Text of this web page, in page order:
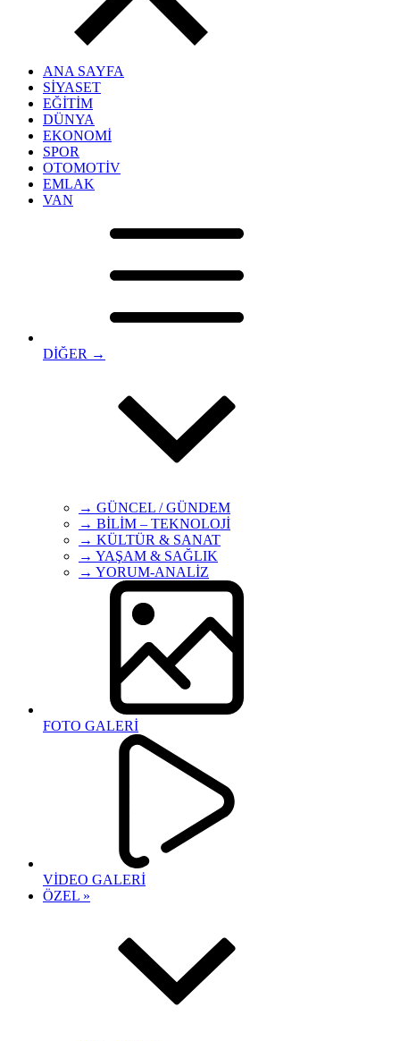
ANA SAYFA
SİYASET
EĞİTİM
DÜNYA
EKONOMİ
SPOR
OTOMOTİV
EMLAK
VAN
DİĞER →
→ GÜNCEL / GÜNDEM
→ BİLİM – TEKNOLOJİ
→ KÜLTÜR & SANAT
→ YAŞAM & SAĞLIK
→ YORUM-ANALİZ
FOTO GALERİ
VİDEO GALERİ
ÖZEL »